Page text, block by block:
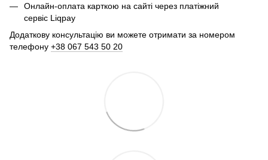
Онлайн-оплата карткою на сайті через платіжний
сервіс Liqpay
Додаткову консультацію ви можете отримати за номером
телефону +38 067 543 50 20